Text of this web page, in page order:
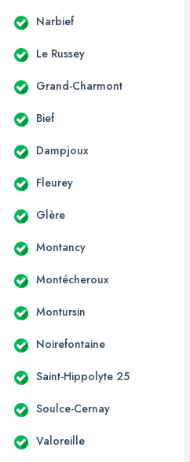
Narbief
Le Russey
Grand-Charmont
Bief
Dampjoux
Fleurey
Glère
Montancy
Montécheroux
Montursin
Noirefontaine
Saint-Hippolyte 25
Soulce-Cernay
Valoreille